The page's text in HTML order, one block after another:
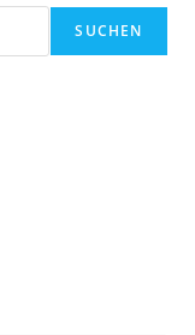
SUCHEN